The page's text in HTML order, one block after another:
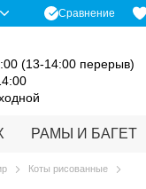
Сравнение
(13-14:00 перерыв)
РАМЫ И БАГЕТ
Коты рисованные